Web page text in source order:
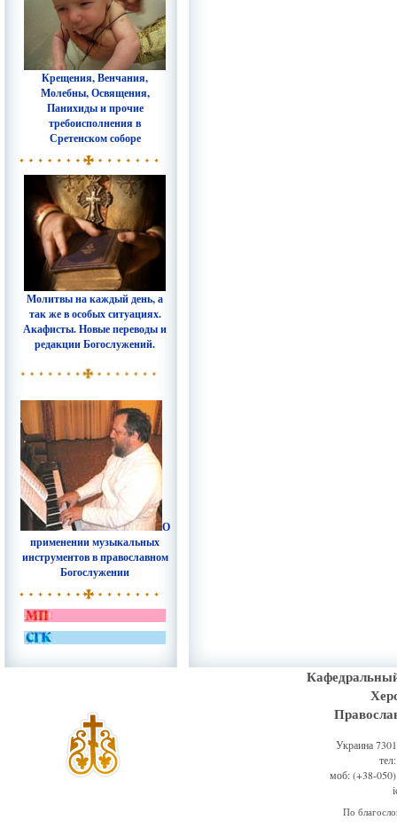
Крещения, Венчания,
Молебны, Освящения,
Панихиды и прочие
требоисполнения в
Сретенском соборе
Молитвы на каждый день, а
так же в особых ситуациях.
Акафисты. Новые переводы и
редакции Богослужений.
О
применении музыкальных
инструментов в православном
Богослужении
Украина
моб: (+38-
По